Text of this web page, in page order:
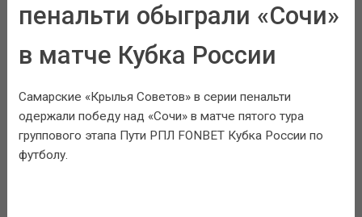
пенальти обыграли «Сочи»
в матче Кубка России
Самарские «Крылья Советов» в серии пенальти
одержали победу над «Сочи» в матче пятого тура
группового этапа Пути РПЛ FONBET Кубка России по
футболу.